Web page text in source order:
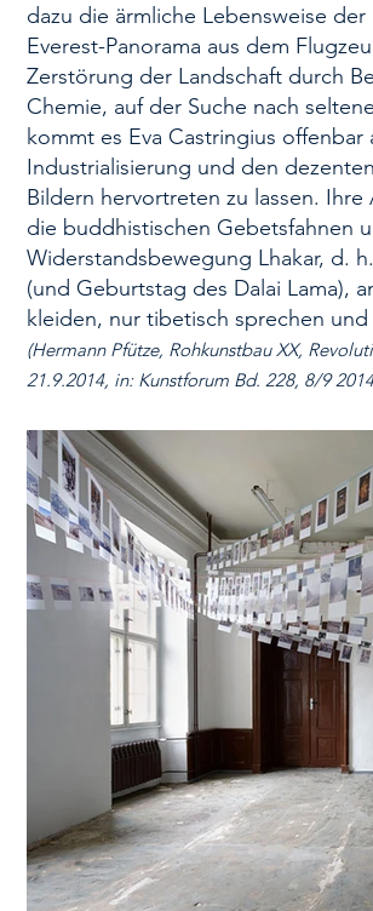
dazu die ärmli­che Lebensweise
Everest-Pa­norama aus dem
Zerstörung der Landschaft durch
Chemie, auf der Suche nach
kommt es Eva Castringius
Industrialisierung und den
Bildern hervortreten zu lassen.
die buddhisti­schen Gebetsfahnen
Wider­standsbewegung Lhakar, d.
(und Geburtstag des Dalai Lama),
kleiden, nur tibetisch sprechen
(Hermann Pfütze, Rohkunstbau XX,
21.9.2014, in: Kunstforum Bd. 228, 8/9